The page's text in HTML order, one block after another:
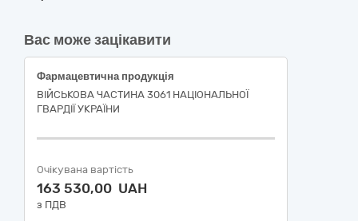
Вас може зацікавити
Фармацевтична продукція
ВІЙСЬКОВА ЧАСТИНА 3061 НАЦІОНАЛЬНОЇ
ГВАРДІЇ УКРАЇНИ
Очікувана вартість
163 530,00 UAH
з ПДВ